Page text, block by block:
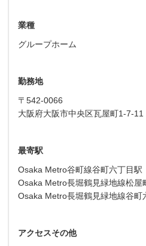
業種
グループホーム
勤務地
〒542-0066
大阪府大阪市中央区瓦屋町1-7-11
最寄駅
Osaka Metro谷町線谷町六丁目駅
Osaka Metro長堀鶴見緑地線松屋
Osaka Metro長堀鶴見緑地線谷町
アクセスその他